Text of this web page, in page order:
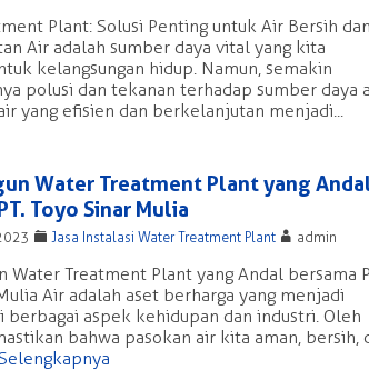
Plant: Solusi Penting untuk Air Bersih dan
Air adalah sumber daya vital yang kita
kelangsungan hidup. Namun, semakin
polusi dan tekanan terhadap sumber daya
yang efisien dan berkelanjutan menjadi...
Water Treatment Plant yang
Toyo Sinar Mulia
F Jasa Instalasi Water Treatment Plant A admin
Water Treatment Plant yang Andal bersama
Air adalah aset berharga yang menjadi
berbagai aspek kehidupan dan industri. Oleh
bahwa pasokan air kita aman, bersih,